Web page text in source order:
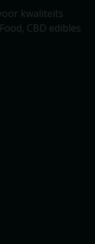
kwaliteits
CBD edibles